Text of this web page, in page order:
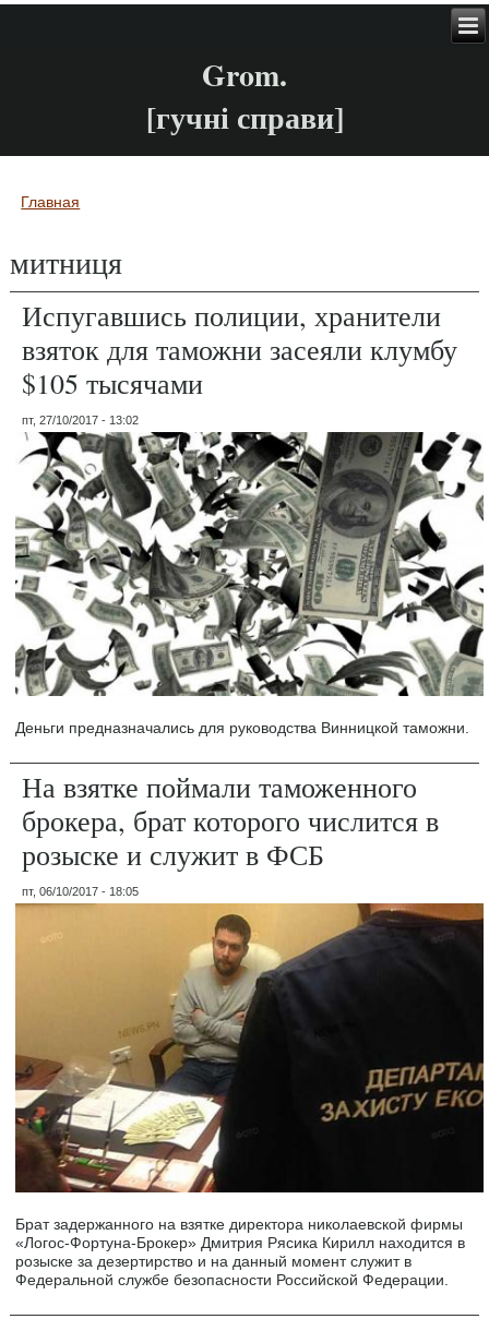
Grom.
[гучні справи]
Вы здесь
Главная
митниця
Испугавшись полиции, хранители
взяток для таможни засеяли клумбу
$105 тысячами
пт, 27/10/2017 - 13:02
Деньги предназначались для руководства Винницкой таможни.
На взятке поймали таможенного
брокера, брат которого числится в
розыске и служит в ФСБ
пт, 06/10/2017 - 18:05
Брат задержанного на взятке директора николаевской фирмы
«Логос-Фортуна-Брокер» Дмитрия Рясика Кирилл находится в
розыске за дезертирство и на данный момент служит в
Федеральной службе безопасности Российской Федерации.